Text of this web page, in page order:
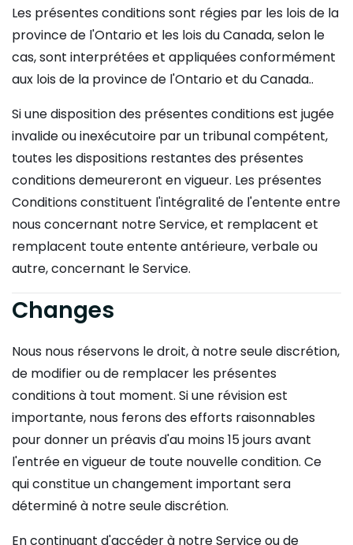
Les présentes conditions sont régies par les lois de la
province de l'Ontario et les lois du Canada, selon le
cas, sont interprétées et appliquées conformément
aux lois de la province de l'Ontario et du Canada..
Si une disposition des présentes conditions est jugée
invalide ou inexécutoire par un tribunal compétent,
toutes les dispositions restantes des présentes
conditions demeureront en vigueur. Les présentes
Conditions constituent l'intégralité de l'entente entre
nous concernant notre Service, et remplacent et
remplacent toute entente antérieure, verbale ou
autre, concernant le Service.
Changes
Nous nous réservons le droit, à notre seule discrétion,
de modifier ou de remplacer les présentes
conditions à tout moment. Si une révision est
importante, nous ferons des efforts raisonnables
pour donner un préavis d'au moins 15 jours avant
l'entrée en vigueur de toute nouvelle condition. Ce
qui constitue un changement important sera
déterminé à notre seule discrétion.
En continuant d'accéder à notre Service ou de